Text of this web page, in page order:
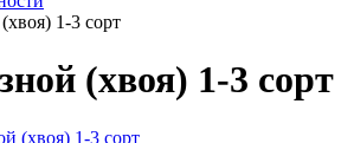
1-3 сорт
(хвоя) 1-3 сорт